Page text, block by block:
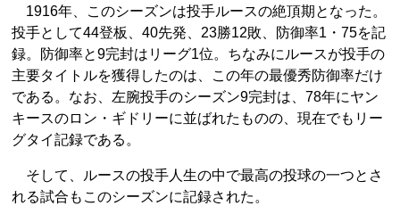
1916年、このシーズンは投手ルースの絶頂期となった。
投手として44登板、40先発、23勝12敗、防御率1・75を記
録。防御率と9完封はリーグ1位。ちなみにルースが投手の
主要タイトルを獲得したのは、この年の最優秀防御率だけ
である。なお、左腕投手のシーズン9完封は、78年にヤン
キースのロン・ギドリーに並ばれたものの、現在でもリー
グタイ記録である。
そして、ルースの投手人生の中で最高の投球の一つとさ
れる試合もこのシーズンに記録された。